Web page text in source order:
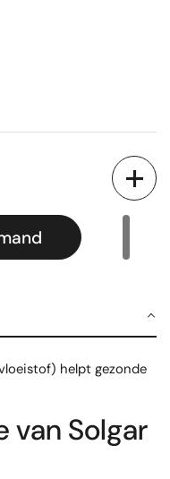
helpt gezonde
van Solgar